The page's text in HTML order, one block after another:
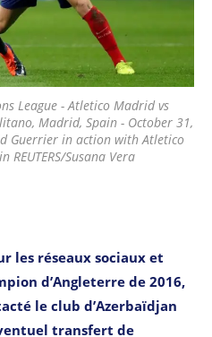
League - Atletico Madrid vs
Madrid, Spain - October 31,
Guerrier in action with Atletico
REUTERS/Susana Vera
les réseaux sociaux et
d’Angleterre de 2016,
le club d’Azerbaïdjan
transfert de